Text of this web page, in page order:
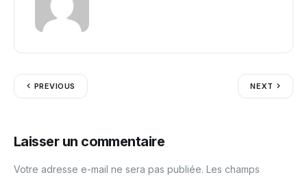
PREVIOUS NEXT
Laisser un commentaire
Votre adresse e-mail ne sera pas publiée. Les champs